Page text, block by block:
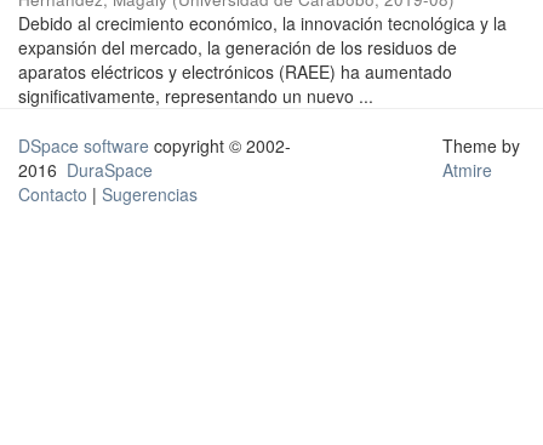
Debido al crecimiento económico, la innovación tecnológica y la
expansión del mercado, la generación de los residuos de
aparatos eléctricos y electrónicos (RAEE) ha aumentado
significativamente, representando un nuevo ...
DSpace software copyright © 2002-
2016 DuraSpace
Contacto | Sugerencias
Theme by
Atmire